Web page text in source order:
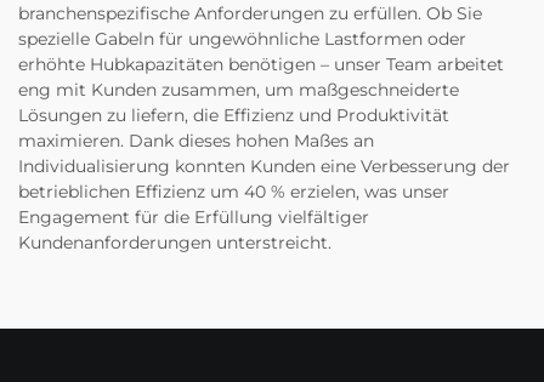
branchenspezifische Anforderungen zu erfüllen. Ob Sie
spezielle Gabeln für ungewöhnliche Lastformen oder
erhöhte Hubkapazitäten benötigen – unser Team arbeitet
eng mit Kunden zusammen, um maßgeschneiderte
Lösungen zu liefern, die Effizienz und Produktivität
maximieren. Dank dieses hohen Maßes an
Individualisierung konnten Kunden eine Verbesserung der
betrieblichen Effizienz um 40 % erzielen, was unser
Engagement für die Erfüllung vielfältiger
Kundenanforderungen unterstreicht.